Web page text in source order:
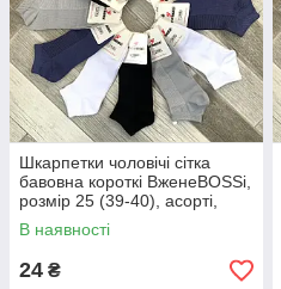
Шкарпетки чоловічі сітка
бавовна короткі ВженеBOSSі,
розмір 25 (39-40), асорті,
012001
В наявності
24 ₴